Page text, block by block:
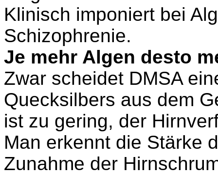
Klinisch imponiert bei
Schizophrenie.
Je mehr Algen desto
Zwar scheidet DMSA
Quecksilbers aus dem
ist zu gering, der
Man erkennt die Stärke
Zunahme der